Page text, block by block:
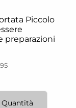
Piccolo
preparazioni
Quantità